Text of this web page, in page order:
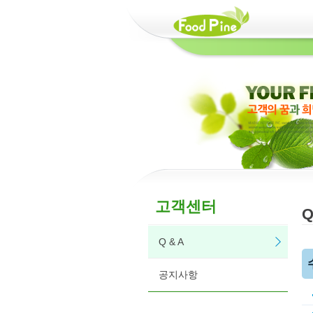
고객센터
Q & A
공지사항